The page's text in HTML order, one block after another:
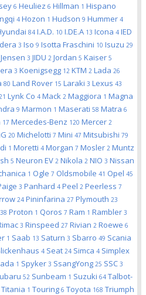
6 Heuliez 6 Hillman 1 Hispano
4 Hozon 1 Hudson 9 Hummer 4
84 I.A.D. 10 I.DE.A 13 Icona 4 IED
3 Iso 9 Isotta Fraschini 10 Isuzu 29
Jensen 3 JIDU 2 Jordan 5 Kaiser 5
3 Koenigsegg 12 KTM 2 Lada 26
80 Land Rover 15 Laraki 3 Lexus 43
Lynk Co 4 Mack 2 Maggiora 1 Magna
9 Marmon 1 Maserati 58 Matra 6
17 Mercedes-Benz 120 Mercer 2
20 Michelotti 7 Mini 47 Mitsubishi 79
1 Moretti 4 Morgan 7 Mosler 2 Muntz
5 Neuron EV 2 Nikola 2 NIO 3 Nissan
1 Ogle 7 Oldsmobile 41 Opel 45
3 Panhard 4 Peel 2 Peerless 7
24 Pininfarina 27 Plymouth 23
38 Proton 1 Qoros 7 Ram 1 Rambler 3
3 Rinspeed 27 Rivian 2 Roewe 6
1 Saab 13 Saturn 3 Sbarro 49 Scania
4 Seat 24 Simca 4 Simplex
1 Spyker 3 SsangYong 25 SSC 3
52 Sunbeam 1 Suzuki 64 Talbot-
Titania 1 Touring 6 Toyota 168 Triumph